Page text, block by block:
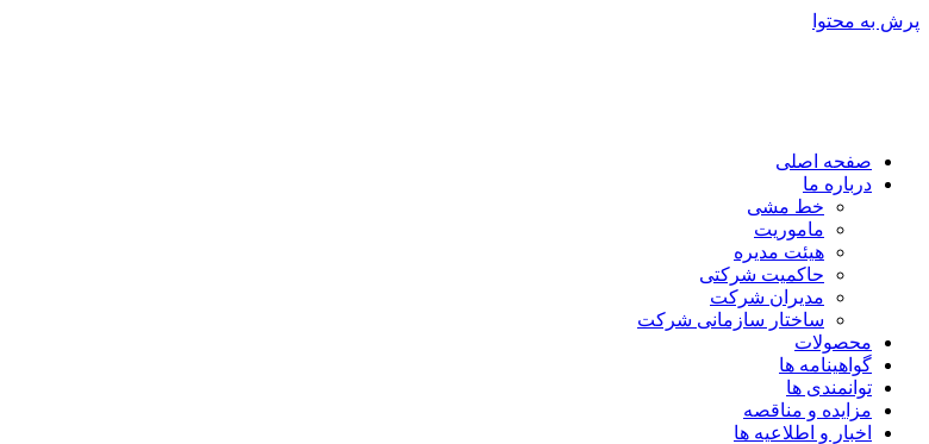
پرش به محتوا
صفحه اصلی
درباره ما
خط مشی
ماموریت
هیئت مدیره
حاکمیت شرکتی
مدیران شرکت
ساختار سازمانی شرکت
محصولات
گواهینامه ها
توانمندی ها
مزایده و مناقصه
اخبار و اطلاعیه ها